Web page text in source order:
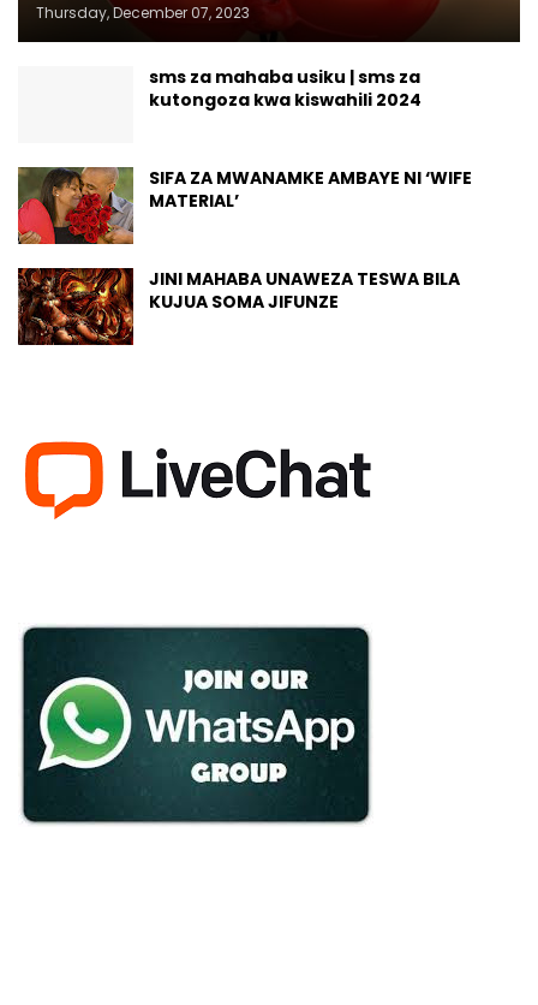
Thursday, December 07, 2023
sms za mahaba usiku | sms za
kutongoza kwa kiswahili 2024
SIFA ZA MWANAMKE AMBAYE NI ‘WIFE
MATERIAL’
JINI MAHABA UNAWEZA TESWA BILA
KUJUA SOMA JIFUNZE